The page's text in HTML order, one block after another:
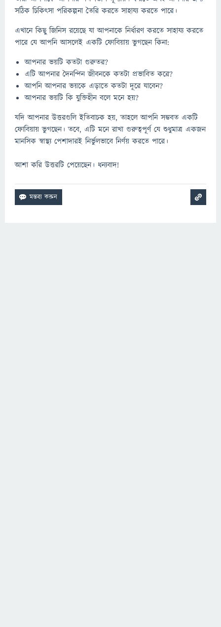
সঠিক চিকিৎসা পরিকল্পনা তৈরি করতে সাহায্য করতে পারে।
এখানে কিছু জিনিস রয়েছে যা আপনাকে নির্ধারণ করতে সাহায্য করতে
পারে যে আপনি আসলেই একটি ফোবিয়ায় ভুগছেন কিনা:
আপনার ভয়টি কতটা গুরুতর?
এটি আপনার দৈনন্দিন জীবনকে কতটা প্রভাবিত করে?
আপনি আপনার ভয়কে এড়াতে কতটা দূরে যাবেন?
আপনার ভয়টি কি যুক্তিহীন বলে মনে হয়?
যদি আপনার উত্তরগুলি ইতিবাচক হয়, তাহলে আপনি সম্ভবত একটি
ফোবিয়ায় ভুগছেন। তবে, এটি মনে রাখা গুরুত্বপূর্ণ যে শুধুমাত্র একজন
মানসিক স্বাস্থ্য পেশাদারই নির্ভুলভাবে নির্ণয় করতে পারে।
আশা করি উত্তরটি পেয়েছেন। ধন্যবাদ!